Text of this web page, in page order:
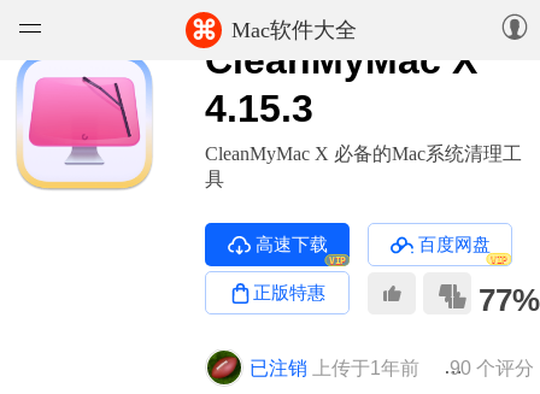
⌘ Mac软件大全
软件
游戏
CleanMyMac X
4.15.3
CleanMyMac X 必备的Mac系统清理工
具
高速下载
VIP
百度网盘
VIP
正版特惠 77%
已注销 上传于1年前 版本 4.15.3
90 个评分